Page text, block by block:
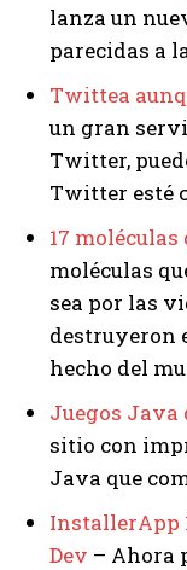
lanza un
parecidas a
Twittea
un gran
Twitter,
Twitter esté
17
moléculas
sea por las
destruyeron
hecho del
Juegos
sitio con
Java que
InstallerApp
Dev – Ahora